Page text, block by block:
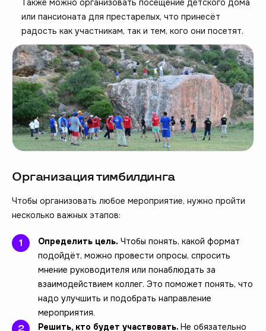
Также можно организовать посещение детского дома
или пансионата для престарелых, что принесёт
радость как участникам, так и тем, кого они посетят.
Организация тимбилдинга
Чтобы организовать любое мероприятие, нужно пройти
несколько важных этапов:
Определить цель. Чтобы понять, какой формат
подойдёт, можно провести опросы, спросить
мнение руководителя или понаблюдать за
взаимодействием коллег. Это поможет понять, что
надо улучшить и подобрать направление
мероприятия.
Решить, кто будет участвовать. Не обязательно